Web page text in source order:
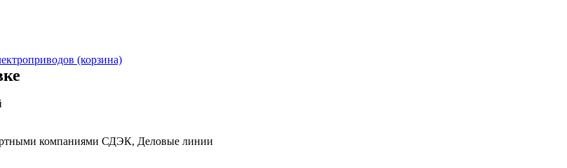
(корзина)
компаниями СДЭК, Деловые линии